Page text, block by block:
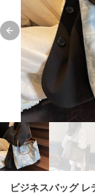
Previous slide
ビジネスバッグ レ